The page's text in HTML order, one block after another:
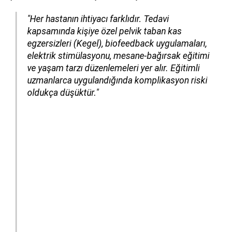
"Her hastanın ihtiyacı farklıdır. Tedavi
kapsamında kişiye özel pelvik taban kas
egzersizleri (Kegel), biofeedback uygulamaları,
elektrik stimülasyonu, mesane-bağırsak eğitimi
ve yaşam tarzı düzenlemeleri yer alır. Eğitimli
uzmanlarca uygulandığında komplikasyon riski
oldukça düşüktür."